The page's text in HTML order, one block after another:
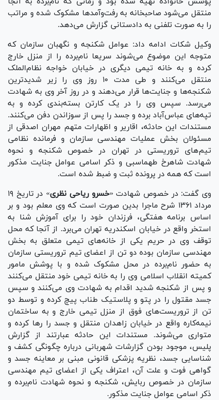
منتقل می‌شود صاحبخانه به رفت‌وآمد‌ها مشکوک شده و مراتب
را به صورت تلفنی به دادستانی گزارش می‌دهد.
وکیل شکات ادامه داد: عوامل شکنجه و نگهبان سازمان که
متوجه این موضوع می‌شوند سریعا نام‌برده را از منزل خارج
کرده و به خانه تیمی دیگری در خیابان خواجه نظام‌الملک
منتقل می‌کنند و طی مدت ۱۰ روز وی را زیر شدیدترین
شکنجه‌ها و جنایت‌ها قرار می‌دهند و در روز آخر وی به شهادت
می‌رسد. سپس وی را در یک کارتن بسته‌بندی کرده و به
تپه‌های عباس‌آباد برده و جسد را پس از سوزاندن دفن می‌کنند.
مستندات این حادثه، اقاریر و اظهارات متهم مهران اصدقی از
مسئولان بخش عملیات مهندسی سازمان و فرمانده نظامی
تیم‌های تروریستی در تهران در خصوص شکنجه و نحوه
شهادت شاهرخ طهماسبی و ذکر اسامی عوامل جنایت مذکور
است که همه در پرونده ثبت و ضبط شده است.
وی گفت: در خصوص شهادت «خسرو ریاحی نظری
» در تاریخ ۱۹
مرداد ۱۳۶۱ شرح ماجرا بدین صورت است که وی معلم بود و بر
اساس برنامه هفتگی، فرزندان خود را برای آموزش شنا به
استخر واقع در خیابان اسکندریه تهران می‌برد. از آنجا که محل
توقف وی در حریم یکی از خانه‌های تیمی متعلق به بخش
مهندسی سازمان بوده دو تن از اعضای تیم تروریستی سازمان
به حضور نام‌برده در محل مشکوک شده و با پوشش مامور
کمیته انقلاب اسلامی وی را به خانه تیمی خود منتقل می‌کنند
و پس از شکنجه شدید اقدام به شهادت وی می‌کنند و سپس
جسد مقتول را در پتو و پلاستیک طناب پیچ کرده و توسط دو
تن از تروریست‌های فوق از منزل تیمی خارج و به ساختمان
نیمه‌کاره واقع در خیابان زاهدان منتقل و جسد را رها کرده و
متواری می‌شوند. مستندات این حادثه عبارتند از گزارش
پلیس، موجود بودن گزارشات شهربانی درباره چگونگی کشف و
شناسایی جسد، نظریه پزشکی قانونی مبنی بر معاینه جسد و
گواهی فوت و علت آن، اعتراف یکی از اعضای تیم مهندسی
سازمان در خصوص ربایش، شکنجه و نحوه شهادت نام‌برده و
ذکر اسامی عوامل جنایت مذکور.